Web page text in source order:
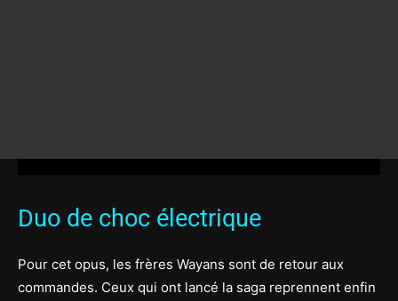
Duo de choc électrique
Pour cet opus, les frères Wayans sont de retour aux
commandes. Ceux qui ont lancé la saga reprennent enfin